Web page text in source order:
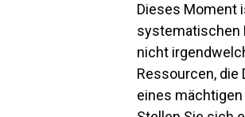
Dieses Moment
systematischen
nicht
Ressourcen,
eines